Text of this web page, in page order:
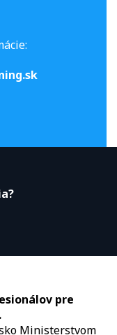
pre
Ministerstvom